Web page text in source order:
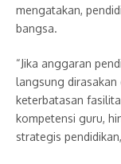
mengatakan,
bangsa.
“Jika anggaran
langsung dirasakan
keterbatasan
kompetensi guru,
strategis